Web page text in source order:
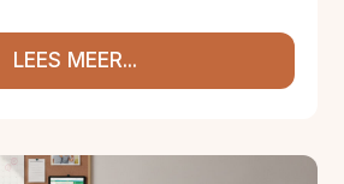
LEES MEER...